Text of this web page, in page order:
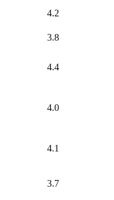
4.2
3.8
4.4
4.0
4.1
3.7